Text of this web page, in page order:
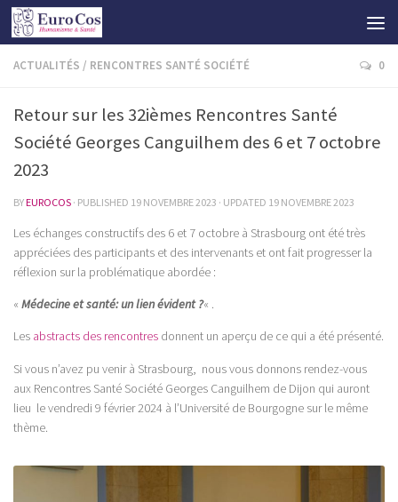
ACTUALITÉS / RENCONTRES SANTÉ SOCIÉTÉ 0
Retour sur les 32ièmes Rencontres Santé
Société Georges Canguilhem des 6 et 7 octobre
2023
BYEUROCOS · PUBLISHED 19 NOVEMBRE 2023 · UPDATED 19 NOVEMBRE 2023
Les échanges constructifs des 6 et 7 octobre à Strasbourg ont été très
appréciées des participants et des intervenants et ont fait progresser la
réflexion sur la problématique abordée :
« Médecine et santé: un lien évident ?« .
Les abstracts des rencontres donnent un aperçu de ce qui a été présenté.
Si vous n’avez pu venir à Strasbourg, nous vous donnons rendez-vous
aux Rencontres Santé Société Georges Canguilhem de Dijon qui auront
lieu le vendredi 9 février 2024 à l’Université de Bourgogne sur le même
thème.